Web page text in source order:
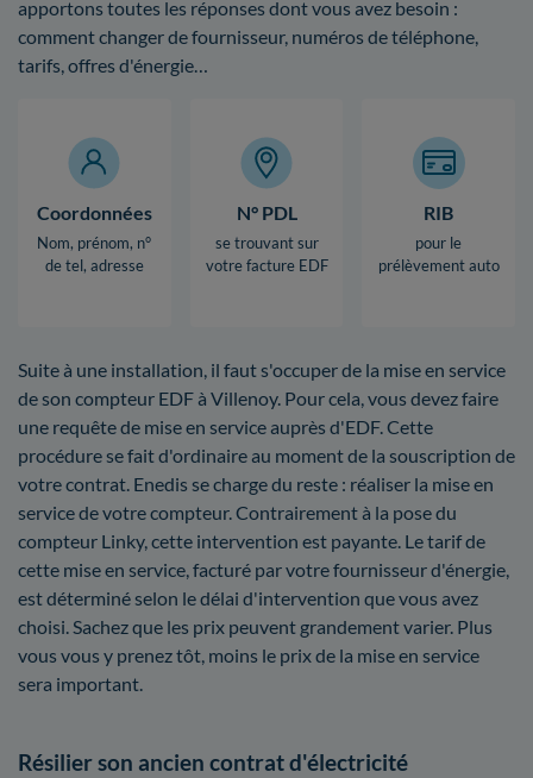
apportons toutes les réponses dont vous avez besoin :
comment changer de fournisseur, numéros de téléphone,
tarifs, offres d'énergie…
Coordonnées
Nom, prénom, n°
de tel, adresse
N° PDL
se trouvant sur
votre facture EDF
RIB
pour le
prélèvement auto
Suite à une installation, il faut s'occuper de la mise en service
de son compteur EDF à Villenoy. Pour cela, vous devez faire
une requête de mise en service auprès d'EDF. Cette
procédure se fait d'ordinaire au moment de la souscription de
votre contrat. Enedis se charge du reste : réaliser la mise en
service de votre compteur. Contrairement à la pose du
compteur Linky, cette intervention est payante. Le tarif de
cette mise en service, facturé par votre fournisseur d'énergie,
est déterminé selon le délai d'intervention que vous avez
choisi. Sachez que les prix peuvent grandement varier. Plus
vous vous y prenez tôt, moins le prix de la mise en service
sera important.
Résilier son ancien contrat d'électricité